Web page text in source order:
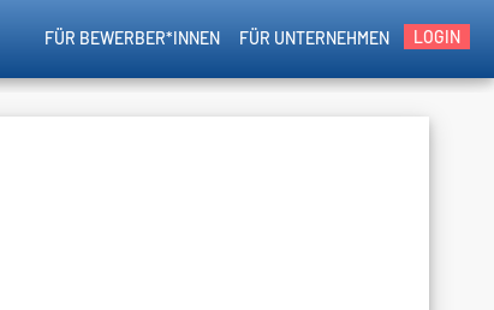
LOGIN
FÜR UNTERNEHMEN
FÜR BEWERBER*INNEN